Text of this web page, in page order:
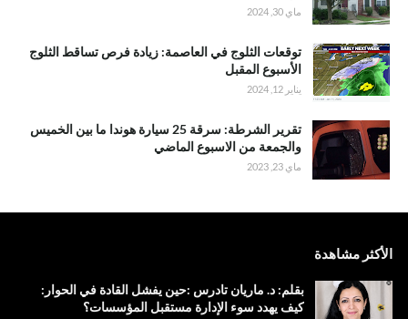
ماي 30, 2024
توقعات الثلوج في العاصمة: زيادة فرص تساقط الثلوج
الأسبوع المقبل
يناير 12, 2024
تقرير الشرطة: سرقة 25 سيارة هوندا ما بين الخميس
والجمعة من الاسبوع الماضي
ماي 23, 2023
الأكثر مشاهدة
بقلم: د. ماريان تادرس :حين يفشل القادة في الحوار:
كيف يهدد سوء الإدارة مستقبل المؤسسات؟